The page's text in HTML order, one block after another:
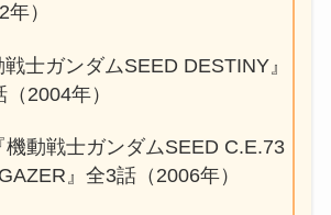
年）
戦士ガンダムSEED DESTINY』
2004年）
機動戦士ガンダムSEED C.E.73
』全3話（2006年）